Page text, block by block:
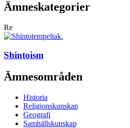
Ämneskategorier
Re
Shintoism
Ämnesområden
Historia
Religionskunskap
Geografi
Samhällskunskap